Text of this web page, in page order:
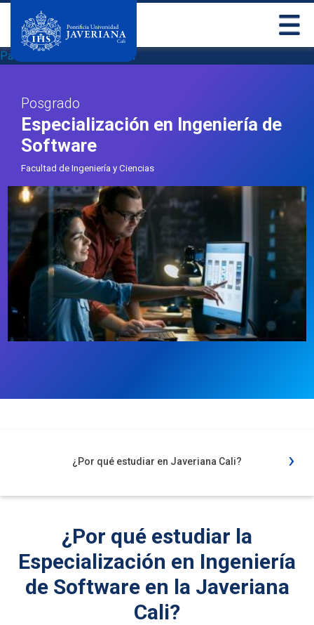
Pasar al contenido principal
Posgrado
Especialización en Ingeniería de
Software
Facultad de Ingeniería y Ciencias
¿Por qué estudiar en Javeriana Cali? ›
¿Por qué estudiar la
Especialización en Ingeniería
de Software en la Javeriana
Cali?